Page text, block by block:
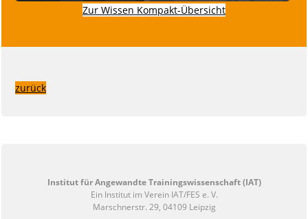
Zur Wissen Kompakt-Übersicht
zurück
Institut für Angewandte Trainingswissenschaft (IAT)
Ein Institut im Verein IAT/FES e. V.
Marschnerstr. 29, 04109 Leipzig